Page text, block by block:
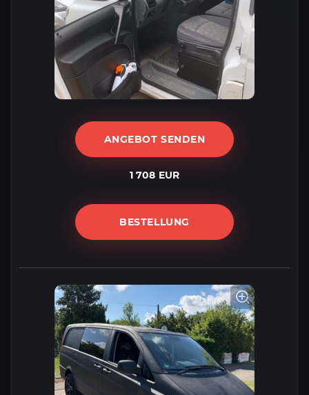
ANGEBOT SENDEN
1 708 EUR
BESTELLUNG